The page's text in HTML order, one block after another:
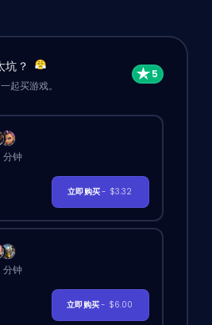
坑？
起买游戏。
分钟
立即购买- $3.32
分钟
立即购买- $6.00